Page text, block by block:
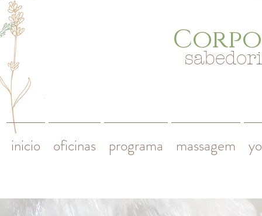
inicio oficinas programa massagem